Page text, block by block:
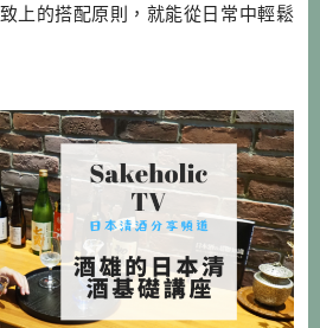
上的搭配原則，就能從日常中輕鬆
像在居酒屋一樣講究哦！ 不管如何
看！ 酒雄試飲中島釀造始祿三款清
。酒 […]…